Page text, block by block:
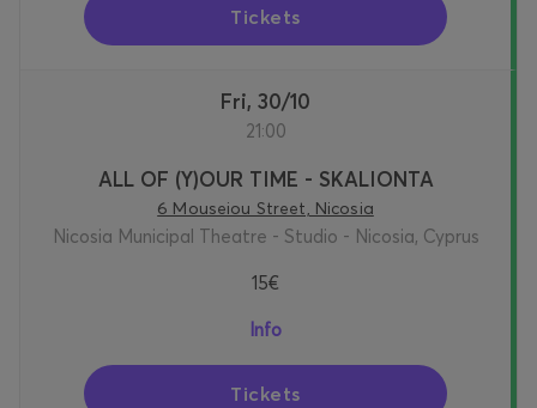
Tickets
Fri, 30/10
21:00
ALL OF (Y)OUR TIME - SKALIONTA
6 Mouseiou Street, Nicosia
Nicosia Municipal Theatre - Studio - Nicosia, Cyprus
15€
Info
Tickets